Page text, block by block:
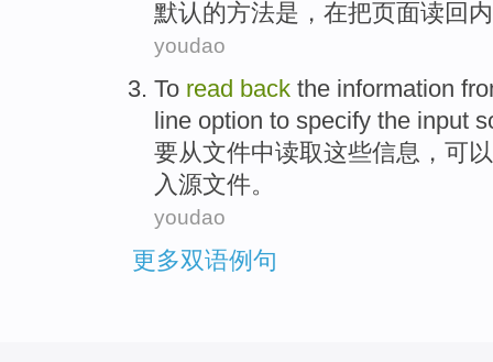
默认的方法是 ， 在把页面读回
youdao
To read back the information
line option to specify the input
要从文件中读取这些信息 ， 可
入源文件。
youdao
更多双语例句